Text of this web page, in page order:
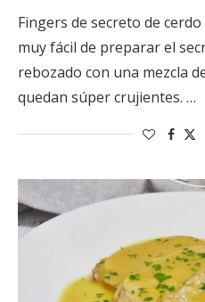
Fingers de secreto de
muy fácil de preparar el
rebozado con una mezcla
quedan súper crujientes. …